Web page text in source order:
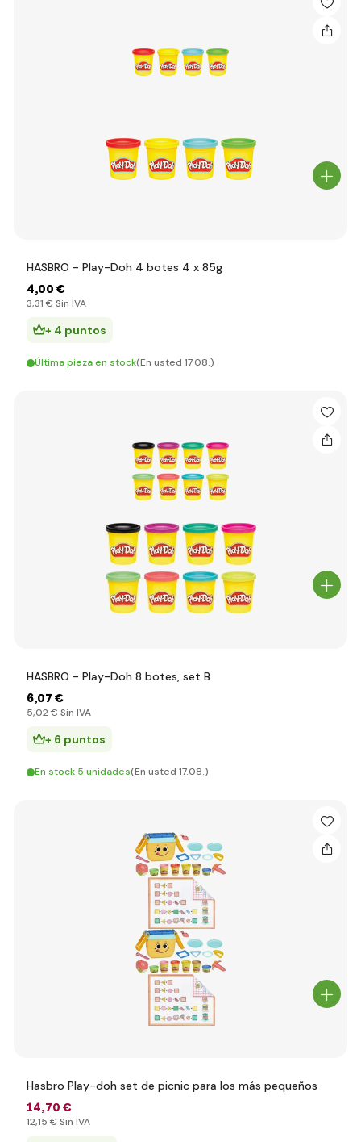
HASBRO - Play-Doh 4 botes 4 x 85g
4,00 €
3,31 € Sin IVA
+ 4 puntos
Última pieza en stock(En usted 17.08.)
HASBRO - Play-Doh 8 botes, set B
6,07 €
5,02 € Sin IVA
+ 6 puntos
En stock 5 unidades(En usted 17.08.)
Hasbro Play-doh set de picnic para los más pequeños
14,70 €
12,15 € Sin IVA